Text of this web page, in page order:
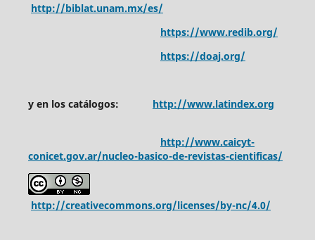
http://biblat.unam.mx/es/
https://www.redib.org/
https://doaj.org/
y en los catálogos: http://www.latindex.org
http://www.caicyt-
conicet.gov.ar/nucleo-basico-de-revistas-cientificas/
http://creativecommons.org/licenses/by-nc/4.0/